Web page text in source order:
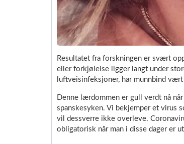
Resultatet fra forskningen er svært
eller forkjølelse ligger langt under
luftveisinfeksjoner, har munnbind
Denne lærdommen er gull verdt nå
spanskesyken. Vi bekjemper et virus
vil dessverre ikke overleve.
obligatorisk når man i disse dager er